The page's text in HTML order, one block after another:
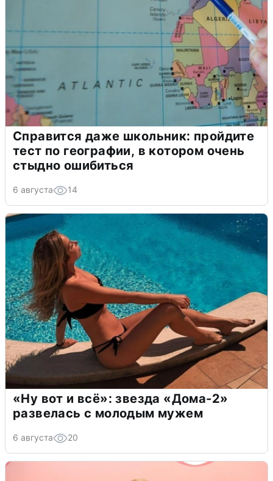
Справится даже школьник: пройдите
тест по географии, в котором очень
стыдно ошибиться
6 августа 14
«Ну вот и всё»: звезда «Дома-2»
развелась с молодым мужем
6 августа 20